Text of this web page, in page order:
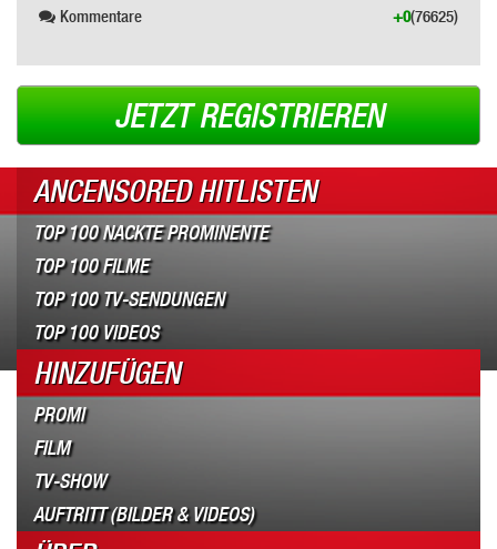
Kommentare (76625)
+0
JETZT REGISTRIEREN
ANCENSORED HITLISTEN
TOP 100 NACKTE PROMINENTE
TOP 100 FILME
TOP 100 TV-SENDUNGEN
TOP 100 VIDEOS
HINZUFÜGEN
PROMI
FILM
TV-SHOW
AUFTRITT (BILDER & VIDEOS)